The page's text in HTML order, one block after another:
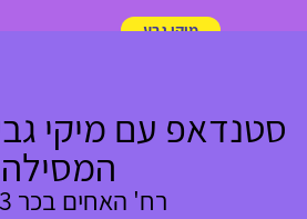
מיקי גבע
סטנדאפ עם מיקי
המסילה
רח' האחים בכר 3 פ"ת